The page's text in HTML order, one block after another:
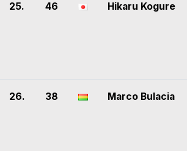
25. 46 Hikaru Kogure
26. 38 Marco Bulacia